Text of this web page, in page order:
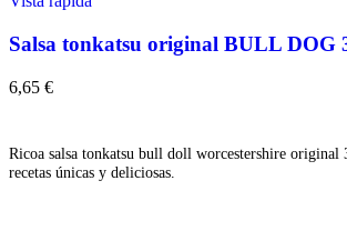
Salsa tonkatsu original BULL DOG
6,65 €
Ricoa salsa tonkatsu bull doll worcestershire original
recetas únicas y deliciosas.